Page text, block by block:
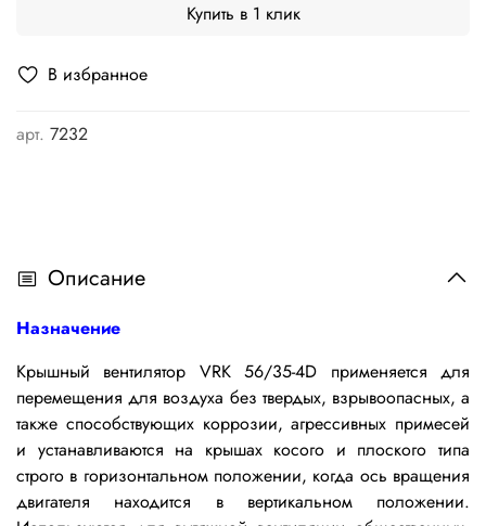
В избранное
арт. 7232
Купить в 1 клик
Описание
Назначение
Крышный вентилятор VRK 56/35-4D применяется для
перемещения для воздуха без твердых, взрывоопасных, а
также способствующих коррозии, агрессивных примесей
и устанавливаются на крышах косого и плоского типа
строго в горизонтальном положении, когда ось вращения
двигателя находится в вертикальном положении.